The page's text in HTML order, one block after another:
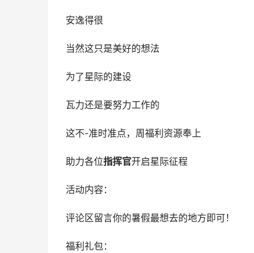
安逸得很
当然这只是美好的想法
为了星际的建设
瓦力还是要努力工作的
这不-准时准点，周福利资源奉上
助力各位指挥官开启星际征程
活动内容：
评论区留言你的暑假最想去的地方即可！
福利礼包：